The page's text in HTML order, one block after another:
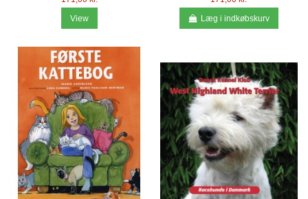
View Læg i indkøbskurv